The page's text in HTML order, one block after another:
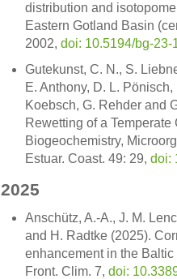
distribution and
Eastern Gotland Basin
2002, doi: 10.5194/bg-23-
Gutekunst, C. N., S.
E. Anthony, D. L.
Koebsch, G. Rehder and
Rewetting of a
Biogeochemistry,
Estuar. Coast. 49: 29, doi:
2025
Anschütz, A.-A., J. M.
and H. Radtke (2025).
enhancement in the
Front. Clim. 7, doi: